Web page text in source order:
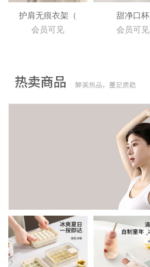
护肩无痕衣架（
会员可见
甜净口杯
会员可见